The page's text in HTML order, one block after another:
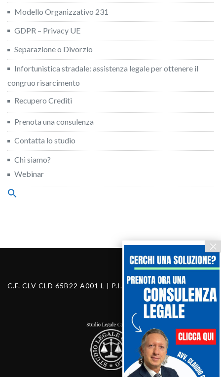
Modello Organizzativo 231
GDPR – Privacy UE
Separazione o Divorzio
Infortunistica stradale: assistenza legale per ottenere il
congruo risarcimento
Recupero Crediti
Prenota una consulenza
Contatta lo studio
Chi siamo?
Webinar
Search
C.F. CLV CLD 65B22 A001 L | P.I. 03460130283